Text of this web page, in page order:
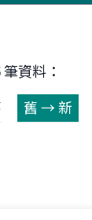
資料：
舊 → 新